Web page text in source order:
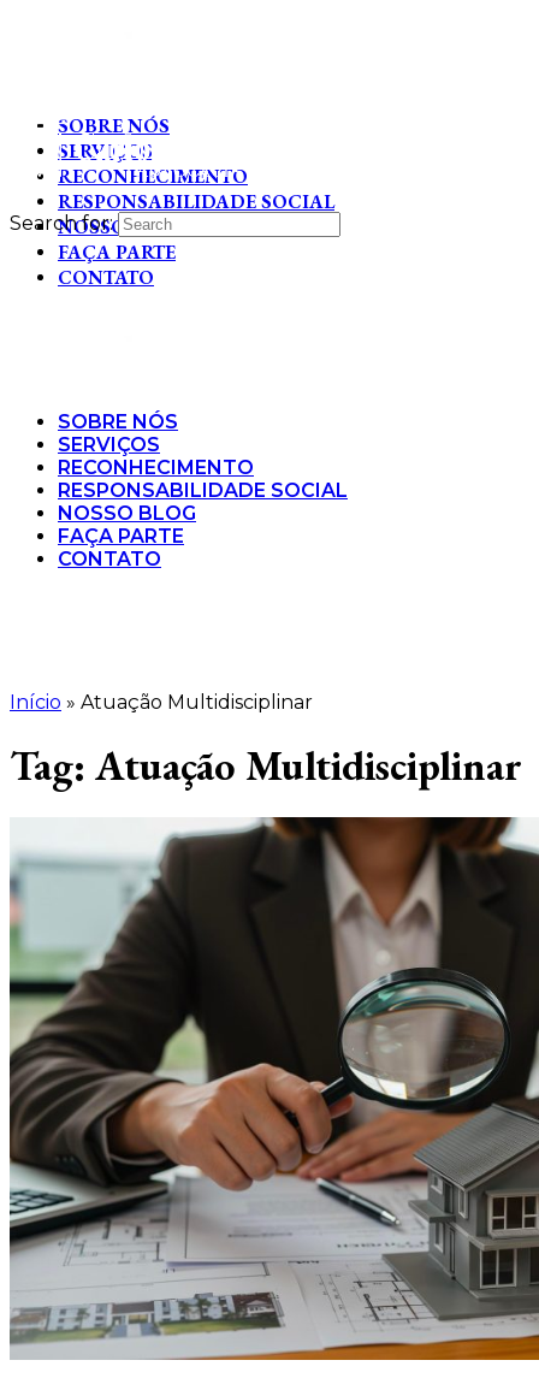
SOBRE NÓS
SERVIÇOS
RECONHECIMENTO
RESPONSABILIDADE SOCIAL
NOSSO BLOG
FAÇA PARTE
CONTATO
Search for:
SOBRE NÓS
SERVIÇOS
RECONHECIMENTO
RESPONSABILIDADE SOCIAL
NOSSO BLOG
FAÇA PARTE
CONTATO
Início » Atuação Multidisciplinar
Tag: Atuação Multidisciplinar